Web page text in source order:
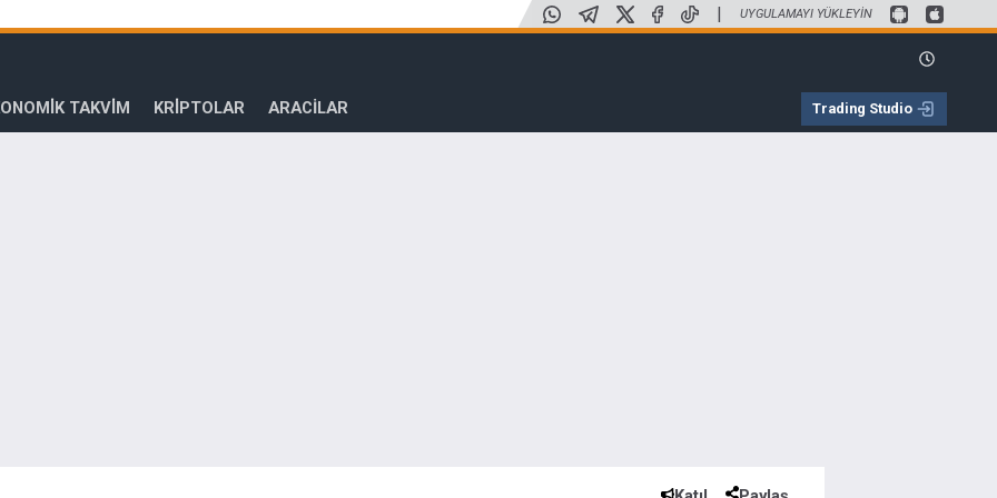
| UYGULAMAYI YÜKLEYIN
TAKVİM KRİPTOLAR ARACILAR Trading Studio